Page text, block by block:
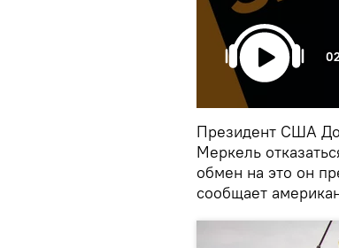
Президент США
Меркель
обмен на это он
сообщает